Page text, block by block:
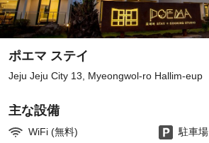
ポエマ ステイ
Jeju Jeju City 13, Myeongwol-ro Hallim-eup
主な設備
WiFi (無料) 駐車場